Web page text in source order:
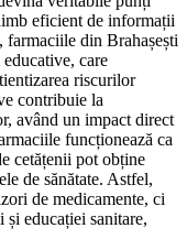
eficient de informații
farmaciile din Brahașești
care
riscurilor
contribuie la
având un impact direct
funcționează ca
cetățenii pot obține
de sănătate. Astfel,
de medicamente, ci
și educației sanitare,